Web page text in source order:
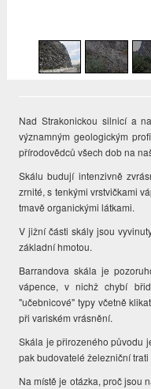
Nad Strakonickou silnicí a
významným geologickým
přírodovědců všech dob na
Skálu budují intenzivně
zrnité, s tenkými vrstvičkami
tmavě organickými látkami.
V jižní části skály jsou
základní hmotou.
Barrandova skála je
vápence, v nichž chybí
"učebnicové" typy včetně
při variském vrásnění.
Skála je přirozeného původu
pak budovatelé železniční
Na místě je otázka, proč jsou